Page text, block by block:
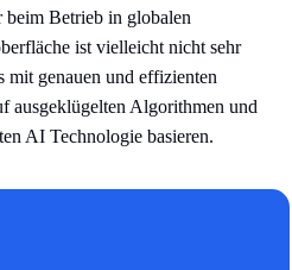
beim Betrieb in globalen
ist vielleicht nicht sehr
mit genauen und effizienten
ausgeklügelten Algorithmen und
AI Technologie basieren.